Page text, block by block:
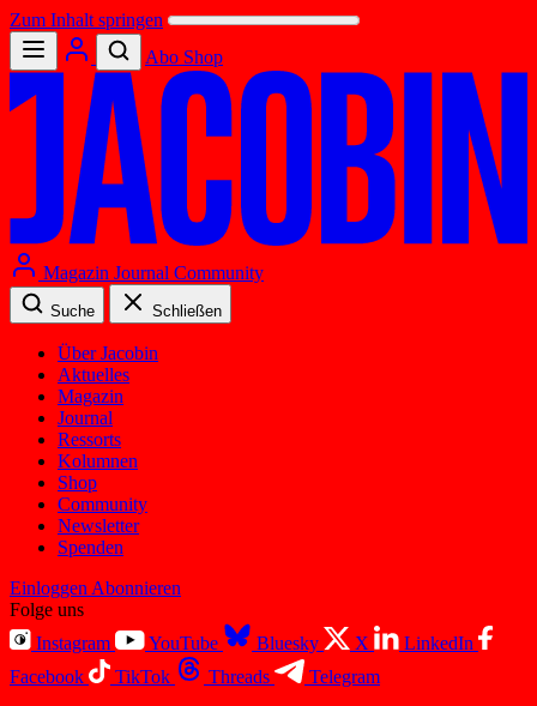
Zum Inhalt springen
Abo Shop
Magazin Journal Community
Suche Schließen
Über Jacobin
Aktuelles
Magazin
Journal
Ressorts
Kolumnen
Shop
Community
Newsletter
Spenden
Einloggen Abonnieren
Folge uns
Instagram
YouTube Bluesky X
LinkedIn
Facebook
TikTok Threads
Telegram